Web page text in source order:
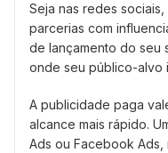
Seja nas redes sociais,
parcerias com
de lançamento do seu
onde seu público-alvo
A publicidade paga
alcance mais rápido.
Ads ou Facebook